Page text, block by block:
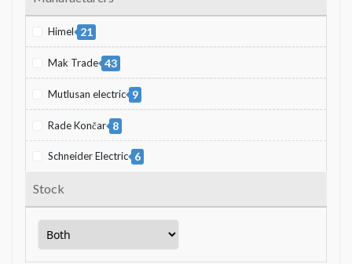
Himel 21
Mak Trade 43
Mutlusan electric 9
Rade Končar 8
Schneider Electric 6
Stock